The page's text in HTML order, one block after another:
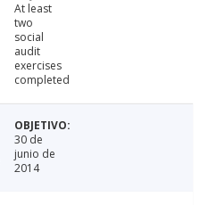
At least
two
social
audit
exercises
completed
30 de
junio de
2014